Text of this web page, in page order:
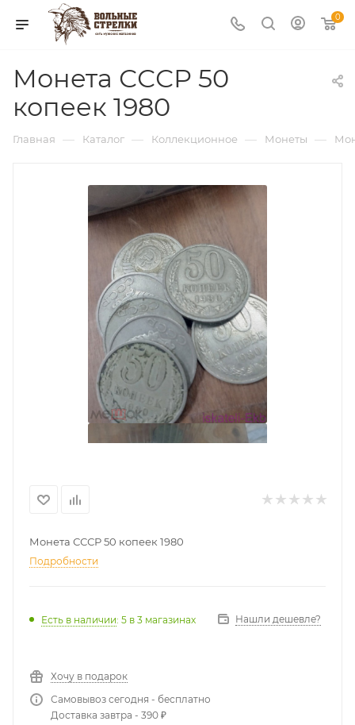
0
Монета СССР 50
копеек 1980
Главная — Каталог — Коллекционное — Монеты —
Монета СССР 50 копеек 1980
Подробности
Есть в наличии: 5 в 3 магазинах Нашли дешевле?
Хочу в подарок
Самовывоз сегодня - бесплатно
Доставка завтра - 390 ₽